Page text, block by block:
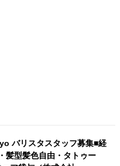
バリスタスタッフ募集■経
髪型髪色自由・タトゥー